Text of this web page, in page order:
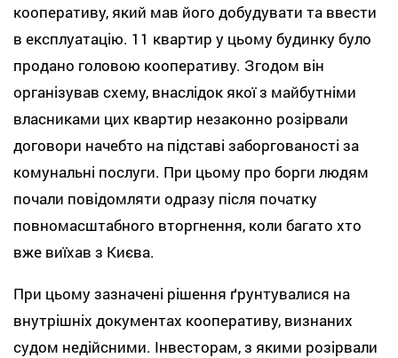
кооперативу, який мав його добудувати та ввести
в експлуатацію. 11 квартир у цьому будинку було
продано головою кооперативу. Згодом він
організував схему, внаслідок якої з майбутніми
власниками цих квартир незаконно розірвали
договори начебто на підставі заборгованості за
комунальні послуги. При цьому про борги людям
почали повідомляти одразу після початку
повномасштабного вторгнення, коли багато хто
вже виїхав з Києва.
При цьому зазначені рішення ґрунтувалися на
внутрішніх документах кооперативу, визнаних
судом недійсними. Інвесторам, з якими розірвали